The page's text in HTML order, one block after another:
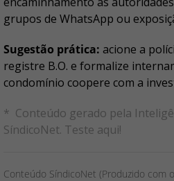
grupos de WhatsApp ou
Sugestão prática: acione a
registre B.O. e formalize
condomínio coopere com a
* Conteúdo gerado pela
SíndicoNet. Teste aqui!
Conteúdo SíndicoNet (Produzido com